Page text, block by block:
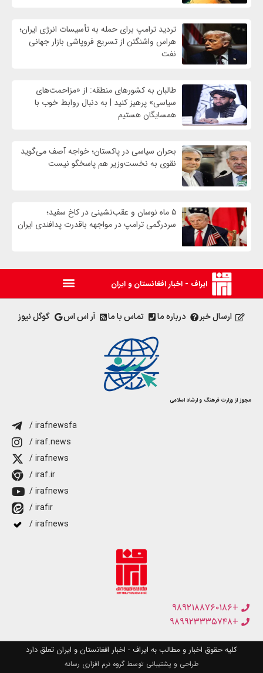
تردید ترامپ برای حمله به تأسیسات انرژی ایران؛
هراس واشنگتن از تسریع فروپاشی بازار جهانی
نفت
طالبان به کشورهای منطقه: از «مزاحمت‌های
سیاسی» پرهیز کنید | به دنبال روابط خوب با
همسایگان هستیم
بحران سیاسی در پاکستان؛ خواجه آصف می‌گوید
نقوی به نخست‌وزیر هم پاسخگو نیست
۵ ماه نوسان و عقب‌نشینی در کاخ سفید؛
سردرگمی ترامپ در مواجهه باقدرت پدافندی ایران
ایراف - اخبار افغانستان و ایران
ارسال خبر درباره ما تماس با ما آر اس اس گوگل نیوز
مجوز از وزارت فرهنگ و ارشاد اسلامی
/ irafnewsfa
/ iraf.news
/ irafnews
/ iraf.ir
/ irafnews
/ irafir
/ irafnews
+۹۸۹۲۱۸۸۷۶۰۱۸۶
+۹۸۹۹۲۳۳۳۵۷۴۸
کلیه حقوق اخبار و مطالب به ایراف - اخبار افغانستان و ایران تعلق دارد
طراحی و پشتیبانی توسط گروه نرم افزاری رسانه